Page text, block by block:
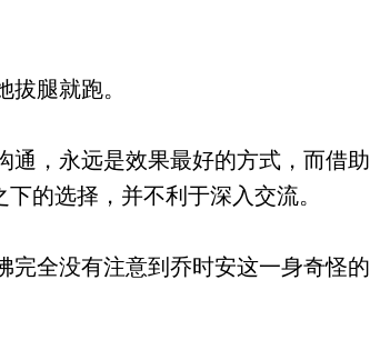
腿就跑。
，永远是效果最好的方式，而借助
的选择，并不利于深入交流。
全没有注意到乔时安这一身奇怪的